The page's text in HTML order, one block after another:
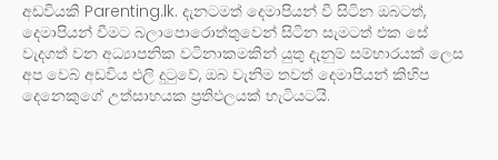
අඩවියකි Parenting.lk. දැනටමත් දෙමාපියන් වී සිටින ඔබටත්,
දෙමාපියන් වීමට බලාපොරොත්තුවෙන් සිටින සැමටත් එක සේ
වැදගත් වන අධ්‍යාපනික වටිනාකමකින් යුතු දැනුම් සම්භාරයක් ලෙස
අප වෙබ් අඩවිය එලි දුටුවේ, ඔබ වැනිම තවත් දෙමාපියන් කිහිප
දෙනෙකුගේ උත්සාහයක ප්‍රතිඵලයක් හැටියටයි.